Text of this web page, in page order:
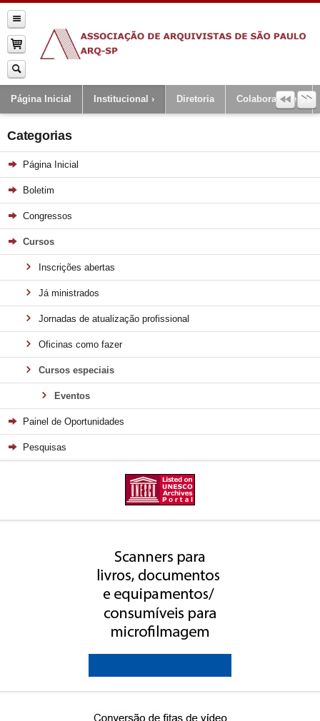
Página Inicial Institucional Diretoria Colaboradores
Categorias
Página Inicial
Boletim
Congressos
Cursos
Inscrições abertas
Já ministrados
Jornadas de atualização profissional
Oficinas como fazer
Cursos especiais
Eventos
Painel de Oportunidades
Pesquisas